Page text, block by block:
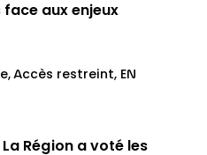
aux enjeux
Accès restreint EN
Région a voté les